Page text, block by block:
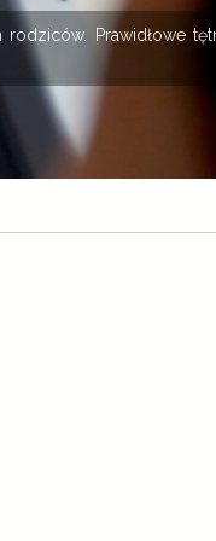
Prawidłowe